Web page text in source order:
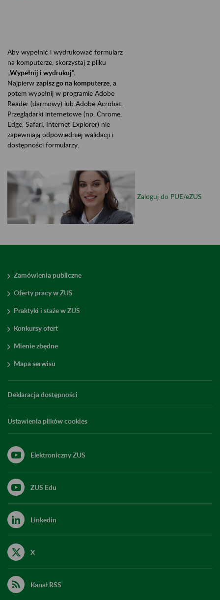
Aby wypełnić i wydrukować formularz
na komputerze, skorzystaj z pliku
„Wypełnij i wydrukuj”.
Najpierw zapisz go na komputerze , a
potem wypełnij w programie Adobe
Reader (darmowy) lub Adobe Acrobat.
Przeglądarki internetowe (np. Chrome,
Edge, Safari, Internet Explorer) nie
zapewniają odpowiedniej walidacji i
dostępności formularzy.
Zaloguj do PUE/eZUS
Zamówienia publiczne
Oferty pracy w ZUS
Praktyki i staże w ZUS
Konkursy ofert
Mienie zbędne
Mapa serwisu
Deklaracja dostępności
Ustawienia plików cookies
Elektroniczny ZUS
ZUS Edu
Linkedin
X
Kanał RSS